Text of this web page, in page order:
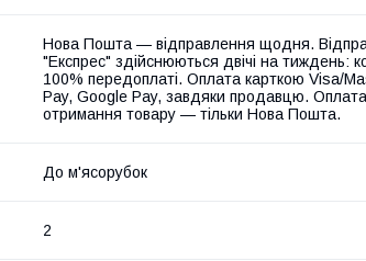
Нова Пошта — відправлення щодня.
"Експрес" здійснюються двічі на тиждень:
100% передоплаті. Оплата карткою Visa/
Pay, Google Pay, завдяки продавцю. Оплата
отримання товару — тільки Нова Пошта.
До м'ясорубок
2